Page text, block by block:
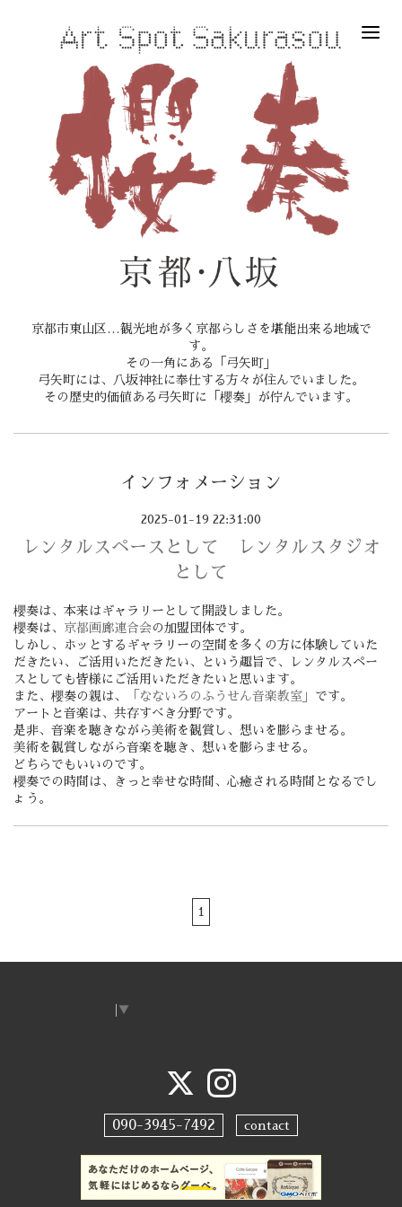
京都市東山区…観光地が多く京都らしさを堪能出来る地域で
す。
その一角にある「弓矢町」
弓矢町には、八坂神社に奉仕する方々が住んでいました。
その歴史的価値ある弓矢町に「櫻奏」が佇んでいます。
インフォメーション
2025-01-19 22:31:00
レンタルスペースとして レンタルスタジオ
として
櫻奏は、本来はギャラリーとして開設しました。
櫻奏は、 京都画廊連合会の加盟団体です。
しかし、ホッとするギャラリーの空間を多くの方に体験していた
だきたい、ご活用いただきたい、という趣旨で、レンタルスペー
スとしても皆様にご活用いただきたいと思います。
また、櫻奏の親は、
「なないろのふうせん音楽教室」 です。
アートと音楽は、共存すべき分野です。
是非、音楽を聴きながら美術を観賞し、想いを膨らませる。
美術を観賞しながら音楽を聴き、想いを膨らませる。
どちらでもいいのです。
櫻奏での時間は、きっと幸せな時間、心癒される時間となるでし
ょう。
1
▼
090-3945-7492 contact